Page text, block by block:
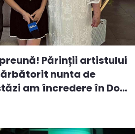
Părinții artistului
nunta de
am încredere în Do...